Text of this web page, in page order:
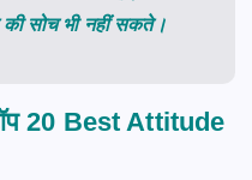
की सोच भी नहीं सकते।
20 Best Attitude